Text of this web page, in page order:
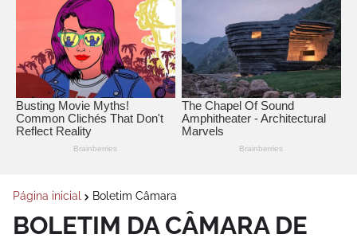
Página inicial Boletim Câmara
BOLETIM DA CÂMARA DE